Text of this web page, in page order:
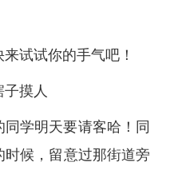
试试你的手气吧！
摸人
学明天要请客哈！同
候，留意过那街道旁